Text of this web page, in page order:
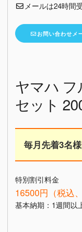
メールは24時間
お問い合わせメ
ヤマハ フ
セット
毎月先着3名
特別割引料金
16500円（税込
基本納期：1週間以